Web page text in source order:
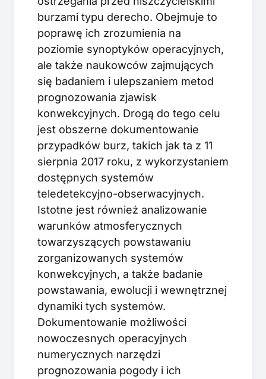
burzami typu derecho. Obejmuje to
poprawę ich zrozumienia na
poziomie synoptyków operacyjnych,
ale także naukowców zajmujących
się badaniem i ulepszaniem metod
prognozowania zjawisk
konwekcyjnych. Drogą do tego celu
jest obszerne dokumentowanie
przypadków burz, takich jak ta z 11
sierpnia 2017 roku, z wykorzystaniem
dostępnych systemów
teledetekcyjno-obserwacyjnych.
Istotne jest również analizowanie
warunków atmosferycznych
towarzyszących powstawaniu
zorganizowanych systemów
konwekcyjnych, a także badanie
powstawania, ewolucji i wewnętrznej
dynamiki tych systemów.
Dokumentowanie możliwości
nowoczesnych operacyjnych
numerycznych narzędzi
prognozowania pogody i ich